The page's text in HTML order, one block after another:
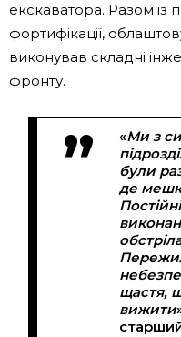
екскаватора. Разом
фортифікації,
виконував складні
фронту.
«Ми з
були
де
щастя,
вижити